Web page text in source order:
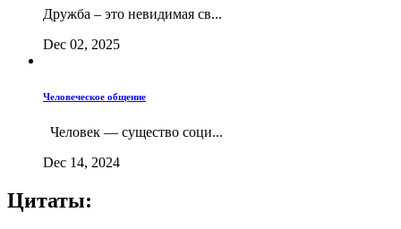
Дружба – это невидимая св...
Dec 02, 2025
Человеческое общение
Человек — существо соци...
Dec 14, 2024
Цитаты: